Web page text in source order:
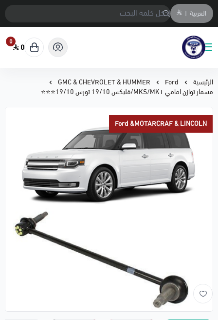
العربية |
متجر المحمادي لقطع السيارات
0
0
الرئيسية Ford
GMC & CHEVROLET & HUMMER
مسمار توازن امامي MKS/MKT/فليكس 19/10 تورس 19/10⭐⭐⭐
Ford &MOTARCRAF & LINCOLN